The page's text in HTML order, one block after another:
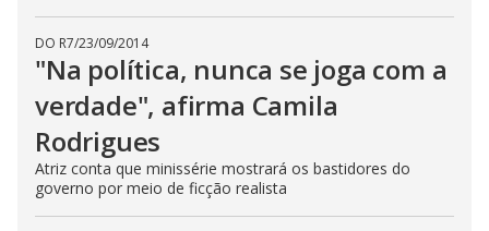
DO R7/23/09/2014
"Na política, nunca se joga com a
verdade", afirma Camila
Rodrigues
Atriz conta que minissérie mostrará os bastidores do
governo por meio de ficção realista